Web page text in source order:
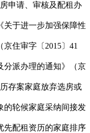
申请、审核及配租办
关于进一步加强保障性
住审字〔2015〕41
分派办理的通知》（京
存案家庭放弃选房或
的轮候家庭采纳间接发
先配租资历的家庭排序